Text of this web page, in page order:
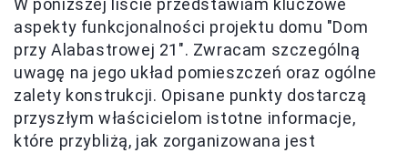
W poniższej liście przedstawiam kluczowe
aspekty funkcjonalności projektu domu "Dom
przy Alabastrowej 21". Zwracam szczególną
uwagę na jego układ pomieszczeń oraz ogólne
zalety konstrukcji. Opisane punkty dostarczą
przyszłym właścicielom istotne informacje,
które przybliżą, jak zorganizowana jest